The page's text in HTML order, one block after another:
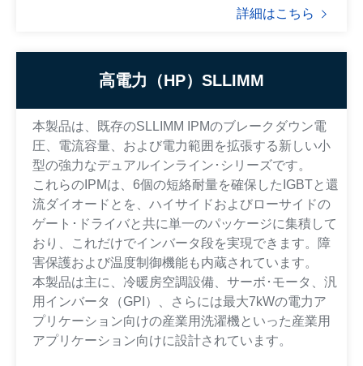
詳細はこちら
高電力（HP）SLLIMM
本製品は、既存のSLLIMM IPMのブレークダウン電
圧、電流容量、および電力範囲を拡張する新しい小
型の強力なデュアルインライン･シリーズです。
これらのIPMは、6個の短絡耐量を確保したIGBTと還
流ダイオードとを、ハイサイドおよびローサイドの
ゲート･ドライバと共に単一のパッケージに集積して
おり、これだけでインバータ段を実現できます。障
害保護および温度制御機能も内蔵されています。
本製品は主に、冷暖房空調設備、サーボ･モータ、汎
用インバータ（GPI）、さらには最大7kWの電力ア
プリケーション向けの産業用洗濯機といった産業用
アプリケーション向けに設計されています。